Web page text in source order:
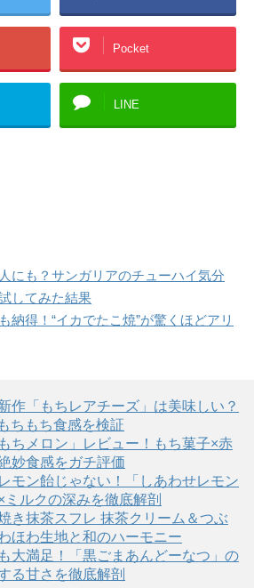
Pocket
LINE
にも？サンガリアのチューハイ気分
してみた結果
納得！“イカでたこ焼”が驚くほどアリ
作「もちレアチーズ」は美味しい？
ちもち食感を検証
ちメロン」レビュー！もち菓子×赤
妙食感をガチ評価
モン飴じゃない！「しあわせレモン
ルクの深みを徹底解剖
き抹茶スフレ 抹茶クリーム＆つぶ
ほわ生地と和のハーモニー
大満足！「黒ごまあんどーなつ」の
る甘さを徹底解剖